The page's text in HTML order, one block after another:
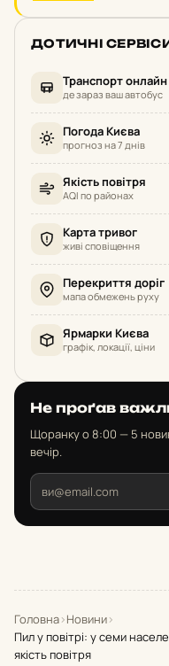
ДОТИЧНІ
Транспорт онлайн
де зараз ваш автобус
Погода Києва
прогноз на 7 днів
Якість повітря
AQI по районах
Карта тривог
живі сповіщення
Перекриття доріг
мапа обмежень руху
Ярмарки Києва
графік, локації, ціни
Не проґав
Щоранку о 8:00 — 5
вечір.
Головна›Новини›
Пил у повітрі: у семи
якість повітря